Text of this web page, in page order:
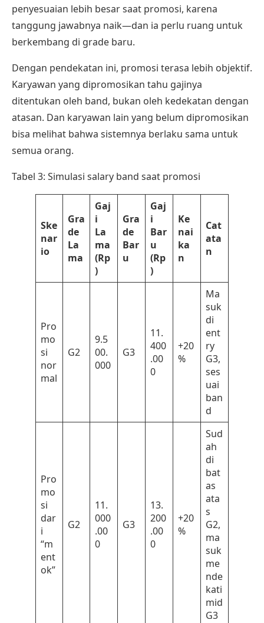
penyesuaian lebih besar saat promosi, karena
tanggung jawabnya naik—dan ia perlu ruang untuk
berkembang di grade baru.
Dengan pendekatan ini, promosi terasa lebih objektif.
Karyawan yang dipromosikan tahu gajinya
ditentukan oleh band, bukan oleh kedekatan dengan
atasan. Dan karyawan lain yang belum dipromosikan
bisa melihat bahwa sistemnya berlaku sama untuk
semua orang.
Tabel 3: Simulasi salary band saat promosi
Ske
nar
io
Gra
de
La
ma
Gaj
i
La
ma
(Rp
)
Gra
de
Bar
u
Gaj
i
Bar
u
(Rp
)
Ke
nai
ka
n
Cat
ata
n
Pro
mo
si
nor
mal
G2
9.5
00.
000
G3
11.
400
.00
0
+20
%
Ma
suk
di
ent
ry
G3,
ses
uai
ban
d
Pro
mo
si
dar
i
“m
ent
ok”
G2
11.
000
.00
0
G3
13.
200
.00
0
+20
%
Sud
ah
di
bat
as
ata
s
G2,
ma
suk
me
nde
kati
mid
G3